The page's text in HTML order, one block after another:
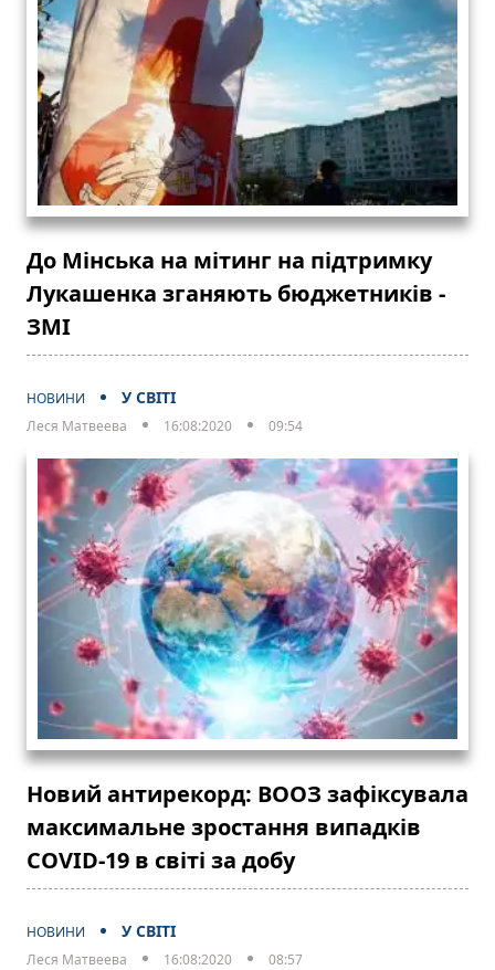
До Мінська на мітинг на підтримку
Лукашенка зганяють бюджетників -
ЗМІ
НОВИНИ У СВІТІ
Леся Матвеева 16:08:2020 09:54
Новий антирекорд: ВООЗ зафіксувала
максимальне зростання випадків
COVID-19 в світі за добу
НОВИНИ У СВІТІ
Леся Матвеева 16:08:2020 08:57